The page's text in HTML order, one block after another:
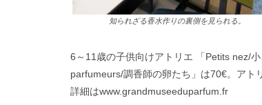
知られざる香水作りの裏側を見られる。
6～11歳の子供向けアトリエ 「Petits nez/
parfumeurs/調香師の卵たち」は70€。アト
詳細はwww.grandmuseeduparfum.fr